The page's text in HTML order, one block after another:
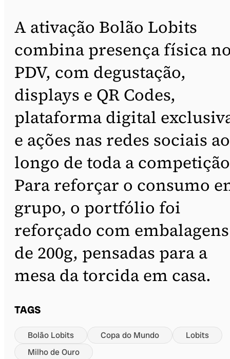
A ativação Bolão Lobits
combina presença física
PDV, com degustação,
displays e QR Codes,
plataforma digital
e ações nas redes sociais ao
longo de toda a
Para reforçar o consumo
grupo, o portfólio foi
reforçado com embalagens
de 200g, pensadas para a
mesa da torcida em casa.
TAGS
Bolão Lobits Copa do Mundo
Lobits
Milho de Ouro